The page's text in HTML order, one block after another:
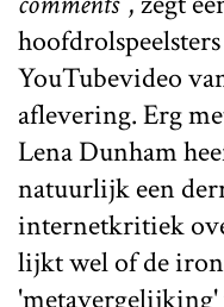
YouTubevideo
aflevering. Erg
Lena Dunham
natuurlijk een
internetkritiek
lijkt wel of de
'metavergelijking'